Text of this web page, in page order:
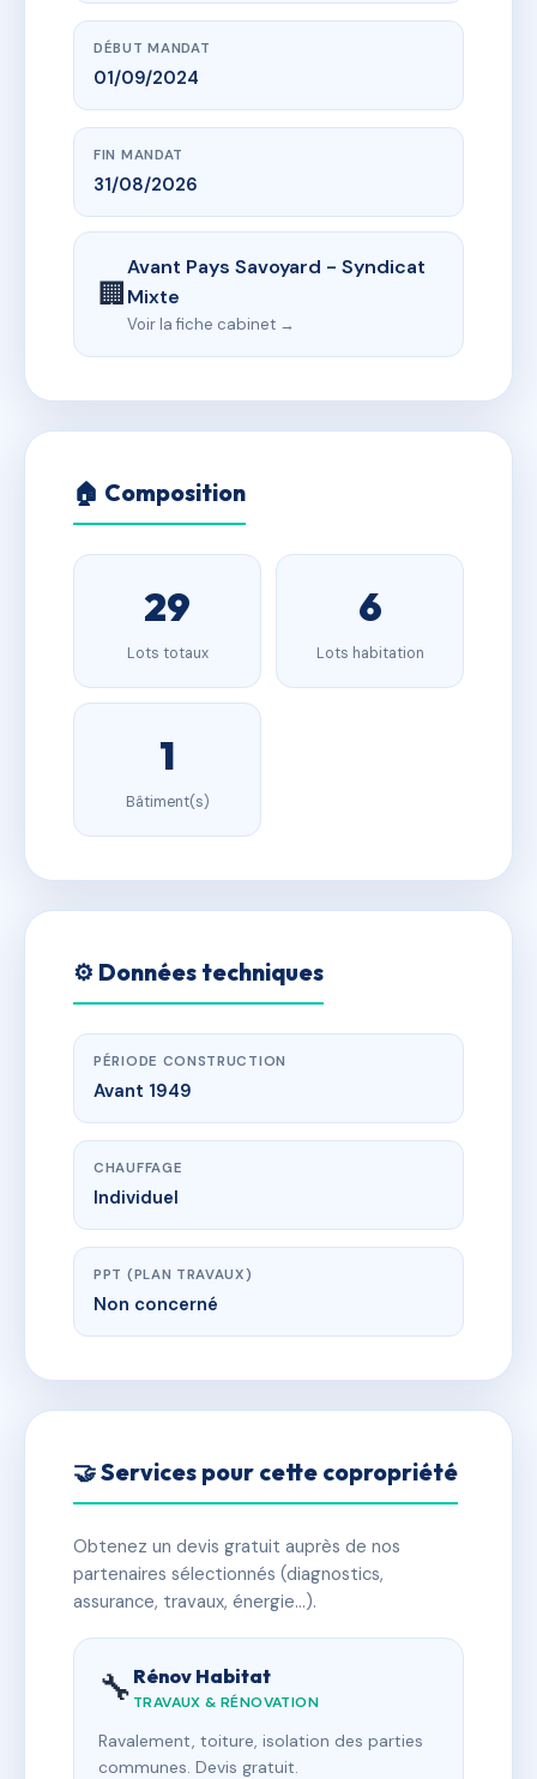
DÉBUT MANDAT
01/09/2024
FIN MANDAT
31/08/2026
🏢
Avant Pays Savoyard - Syndicat
Mixte
Voir la fiche cabinet →
🏠 Composition
29
Lots totaux
6
Lots habitation
1
Bâtiment(s)
⚙️ Données techniques
PÉRIODE CONSTRUCTION
Avant 1949
CHAUFFAGE
Individuel
PPT (PLAN TRAVAUX)
Non concerné
🤝 Services pour cette copropriété
Obtenez un devis gratuit auprès de nos
partenaires sélectionnés (diagnostics,
assurance, travaux, énergie…).
🔧 Rénov Habitat
TRAVAUX & RÉNOVATION
Ravalement, toiture, isolation des parties
communes. Devis gratuit.